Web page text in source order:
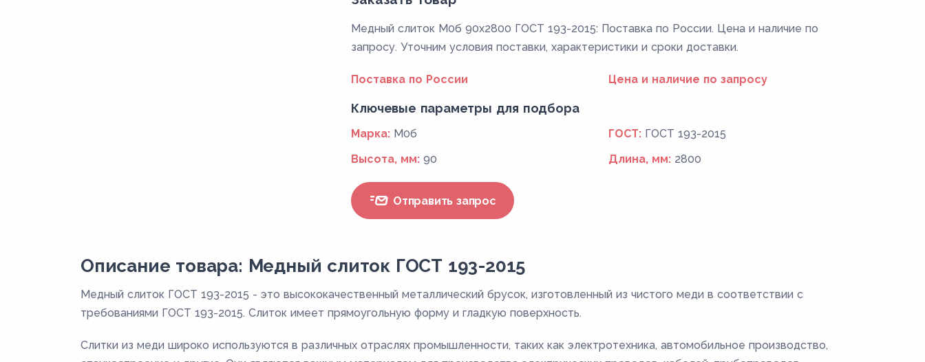
Медный слиток М0б 90x2800 ГОСТ 193-2015: Поставка по России. Цена и наличие по
запросу. Уточним условия поставки, характеристики и сроки доставки.
Поставка по России Цена и наличие по запросу
Ключевые параметры для подбора
Марка: М0б ГОСТ: ГОСТ 193-2015
Высота, мм: 90 Длина, мм: 2800
Отправить запрос
Описание товара: Медный слиток ГОСТ 193-2015
Медный слиток ГОСТ 193-2015 - это высококачественный металлический брусок, изготовленный из чистого меди в соответствии с
требованиями ГОСТ 193-2015. Слиток имеет прямоугольную форму и гладкую поверхность.
Слитки из меди широко используются в различных отраслях промышленности, таких как электротехника, автомобильное производство,